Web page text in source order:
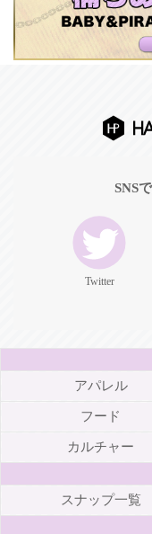
SNS
Twitter
アパレル
フード
カルチャー
スナップ一覧